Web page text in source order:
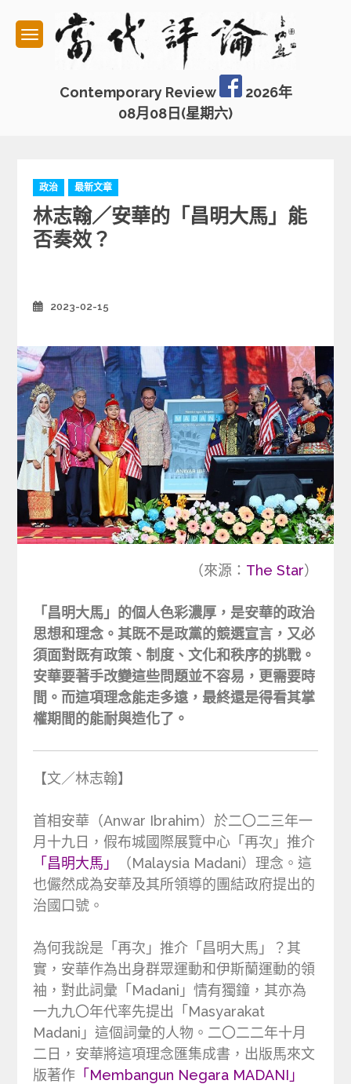
content
Contemporary Review
2026年
08月08日(星期六)
C
a
t
e
g
i
e
政治 最新文章
林志翰／安華的「昌明大馬」能
否奏效？
2023-02-15
（來源： The Star）
「昌明大馬」的個人色彩濃厚，是安華的政治
思想和理念。其既不是政黨的競選宣言，又必
須面對既有政策、制度、文化和秩序的挑戰。
安華要著手改變這些問題並不容易，更需要時
間。而這項理念能走多遠，最終還是得看其掌
權期間的能耐與造化了。
【文／林志翰】
首相安華（Anwar Ibrahim）於二〇二三年一
月十九日，假布城國際展覽中心「再次」推介
「昌明大馬」
（Malaysia Madani）理念。這
也儼然成為安華及其所領導的團結政府提出的
治國口號。
為何我說是「再次」推介「昌明大馬」？其
實，安華作為出身群眾運動和伊斯蘭運動的領
袖，對此詞彙「Madani」情有獨鐘，其亦為
一九九〇年代率先提出「Masyarakat
Madani」這個詞彙的人物。二〇二二年十月
二日，安華將這項理念匯集成書，出版馬來文
版著作 「Membangun Negara MADANI」